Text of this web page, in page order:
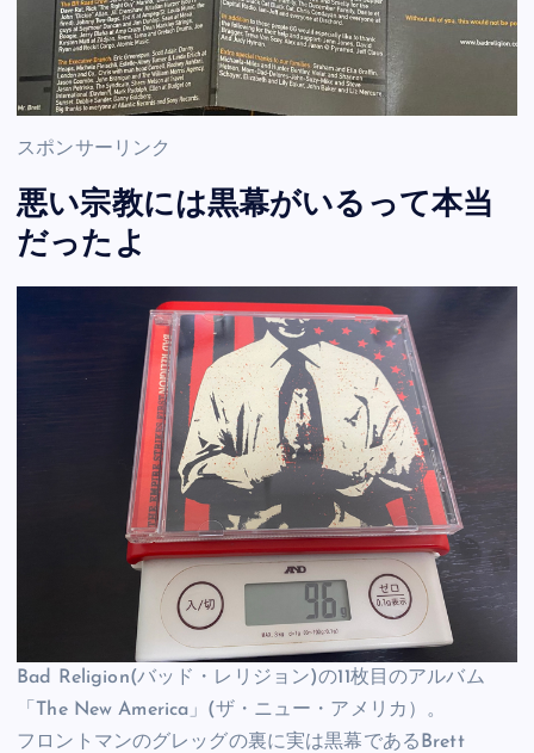
スポンサーリンク
悪い宗教には黒幕がいるって本当
だったよ
Bad Religion(バッド・レリジョン)の11枚目のアルバム
「The New America」(ザ・ニュー・アメリカ）。
フロントマンのグレッグの裏に実は黒幕であるBrett